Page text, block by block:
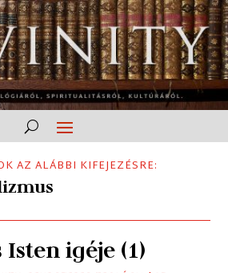
AZ ALÁBBI KIFEJEZÉSRE:
Isten igéje (1)